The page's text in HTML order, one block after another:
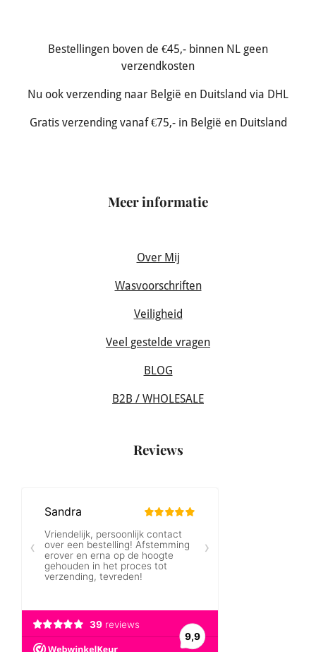
Bestellingen boven de €45,- binnen NL geen
verzendkosten
Nu ook verzending naar België en Duitsland via DHL
Gratis verzending vanaf €75,- in België en Duitsland
Meer informatie
Over Mij
Wasvoorschriften
Veiligheid
Veel gestelde vragen
BLOG
B2B / WHOLESALE
Reviews